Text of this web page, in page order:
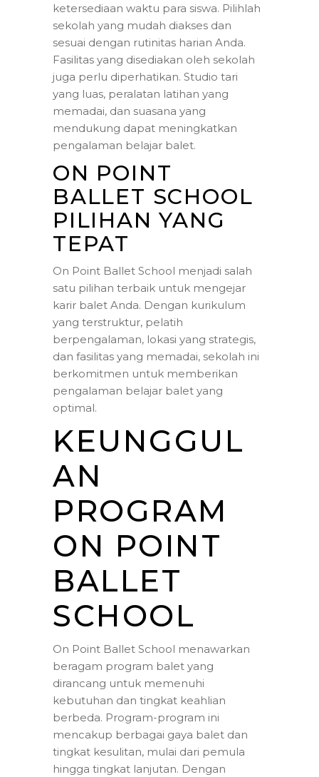
ketersediaan waktu para siswa. Pilihlah
sekolah yang mudah diakses dan
sesuai dengan rutinitas harian Anda.
Fasilitas yang disediakan oleh sekolah
juga perlu diperhatikan. Studio tari
yang luas, peralatan latihan yang
memadai, dan suasana yang
mendukung dapat meningkatkan
pengalaman belajar balet.
ON POINT
BALLET SCHOOL
PILIHAN YANG
TEPAT
On Point Ballet School menjadi salah
satu pilihan terbaik untuk mengejar
karir balet Anda. Dengan kurikulum
yang terstruktur, pelatih
berpengalaman, lokasi yang strategis,
dan fasilitas yang memadai, sekolah ini
berkomitmen untuk memberikan
pengalaman belajar balet yang
optimal.
KEUNGGUL
AN
PROGRAM
ON POINT
BALLET
SCHOOL
On Point Ballet School menawarkan
beragam program balet yang
dirancang untuk memenuhi
kebutuhan dan tingkat keahlian
berbeda. Program-program ini
mencakup berbagai gaya balet dan
tingkat kesulitan, mulai dari pemula
hingga tingkat lanjutan. Dengan